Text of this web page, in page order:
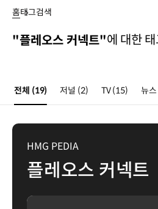
홈태그검색
"플레오스 커넥트"에 대한
전체 (19) 저널 (2) TV(15) 뉴스
HMG PEDIA
플레오스 커넥트